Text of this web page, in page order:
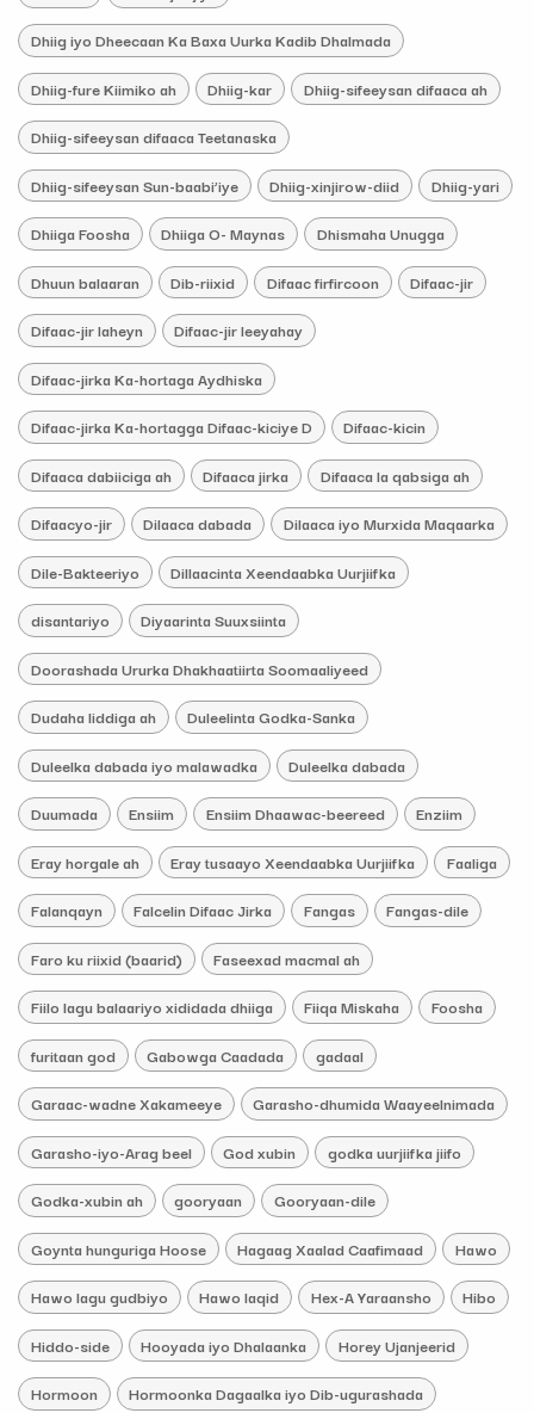
Dhiig iyo Dheecaan Ka Baxa Uurka Kadib Dhalmada
Dhiig-fure Kiimiko ah Dhiig-kar Dhiig-sifeeysan difaaca ah
Dhiig-sifeeysan difaaca Teetanaska
Dhiig-sifeeysan Sun-baabi’iye Dhiig-xinjirow-diid Dhiig-yari
Dhiiga Foosha Dhiiga O- Maynas Dhismaha Unugga
Dhuun balaaran Dib-riixid Difaac firfircoon Difaac-jir
Difaac-jir laheyn Difaac-jir leeyahay
Difaac-jirka Ka-hortaga Aydhiska
Difaac-jirka Ka-hortagga Difaac-kiciye D Difaac-kicin
Difaaca dabiiciga ah Difaaca jirka Difaaca la qabsiga ah
Difaacyo-jir Dilaaca dabada Dilaaca iyo Murxida Maqaarka
Dile-Bakteeriyo Dillaacinta Xeendaabka Uurjiifka
disantariyo Diyaarinta Suuxsiinta
Doorashada Ururka Dhakhaatiirta Soomaaliyeed
Dudaha liddiga ah Duleelinta Godka-Sanka
Duleelka dabada iyo malawadka Duleelka dabada
Duumada Ensiim Ensiim Dhaawac-beereed Enziim
Eray horgale ah Eray tusaayo Xeendaabka Uurjiifka Faaliga
Falanqayn Falcelin Difaac Jirka Fangas Fangas-dile
Faro ku riixid (baarid) Faseexad macmal ah
Fiilo lagu balaariyo xididada dhiiga Fiiqa Miskaha Foosha
furitaan god Gabowga Caadada gadaal
Garaac-wadne Xakameeye Garasho-dhumida Waayeelnimada
Garasho-iyo-Arag beel God xubin godka uurjiifka jiifo
Godka-xubin ah gooryaan Gooryaan-dile
Goynta hunguriga Hoose Hagaag Xaalad Caafimaad Hawo
Hawo lagu gudbiyo Hawo laqid Hex-A Yaraansho Hibo
Hiddo-side Hooyada iyo Dhalaanka Horey Ujanjeerid
Hormoon Hormoonka Dagaalka iyo Dib-ugurashada